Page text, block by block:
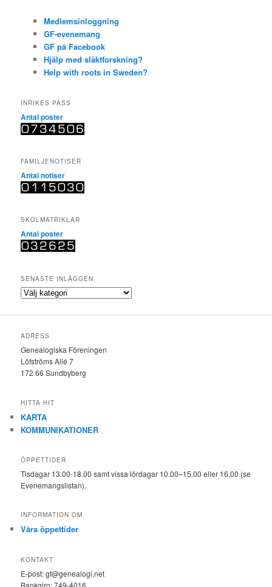
Medlemsinloggning
GF-evenemang
GF på Facebook
Hjälp med släktforskning?
Help with roots in Sweden?
INRIKES PASS
Antal poster
FAMILJENOTISER
Antal notiser
SKOLMATRIKLAR
Antal poster
SENASTE INLÄGGEN
SENASTE
ADRESS
Genealogiska Föreningen
Löfströms Allé 7
172 66 Sundbyberg
HITTA HIT
KARTA
KOMMUNIKATIONER
ÖPPETTIDER
Tisdagar 13.00-18.00 samt vissa lördagar 10.00–15.00 eller 16.00 (se
Evenemangslistan).
INFORMATION OM
Våra öppettider
KONTAKT
E-post: gf@genealogi.net
Bankgiro: 749-4016